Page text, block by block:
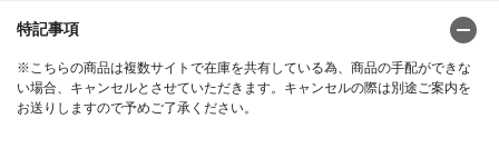
特記事項
※こちらの商品は複数サイトで在庫を共有している為、商品の手配ができな
い場合、キャンセルとさせていただきます。キャンセルの際は別途ご案内を
お送りしますので予めご了承ください。